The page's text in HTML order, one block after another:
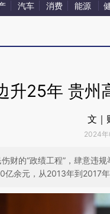
汽车 消费 能源
升25年 贵州
文｜
2024
财的“政绩工程”，肆意违
亿余元，从2013年到2017